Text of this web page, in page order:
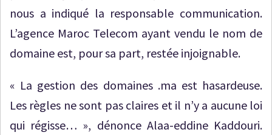
nous a indiqué la responsable communication.
L’agence Maroc Telecom ayant vendu le nom de
domaine est, pour sa part, restée injoignable.
« La gestion des domaines .ma est hasardeuse.
Les règles ne sont pas claires et il n’y a aucune loi
qui régisse… », dénonce Alaa-eddine Kaddouri.